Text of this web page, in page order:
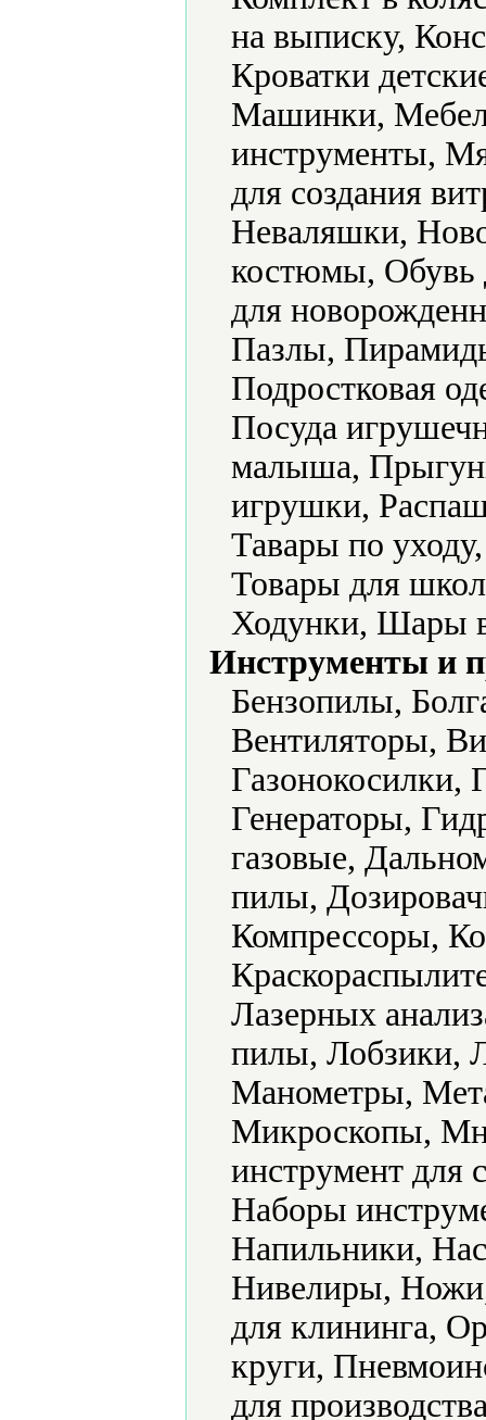
на выписку,
Кроватки
Машинки,
инструменты,
для создания
Неваляшки,
костюмы, Обувь
для
Пазлы,
Подростковая
Посуда
малыша,
игрушки,
Тавары по
Товары для
Ходунки, Шары
Инструменты и
Бензопилы,
Вентиляторы,
Газонокосилки,
Генераторы,
газовые,
пилы,
Компрессоры,
Лазерных
пилы, Лобзики,
Манометры,
Микроскопы,
инструмент
Наборы
Напильники,
Нивелиры,
для клининга,
круги,
для